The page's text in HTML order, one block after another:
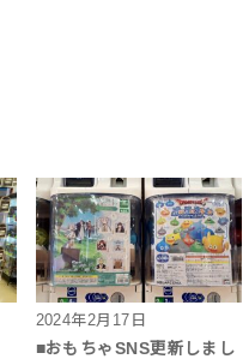
2024年2月17日
■おもちゃSNS更新しまし